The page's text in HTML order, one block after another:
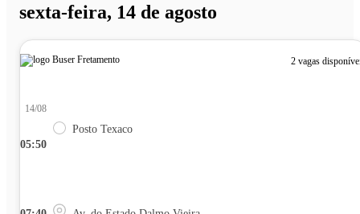
sexta-feira, 14 de agosto
2 vagas
05:50
14/08
Posto Texaco